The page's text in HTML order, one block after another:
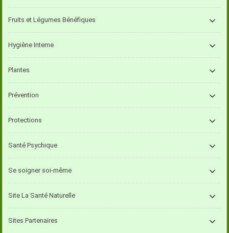
Fruits et Légumes Bénéfiques
Hygiène Interne
Plantes
Prévention
Protections
Santé Psychique
Se soigner soi-même
Site La Santé Naturelle
Sites Partenaires